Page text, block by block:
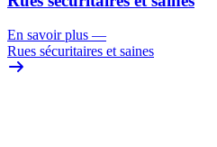
En savoir plus —
Rues sécuritaires et saines